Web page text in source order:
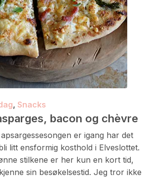
, Snacks
bacon og chèvre
er igang har det
litt ensformig kosthold i Elveslottet.
stilkene er her kun en kort tid,
sin besøkelsestid. Jeg tror ikke